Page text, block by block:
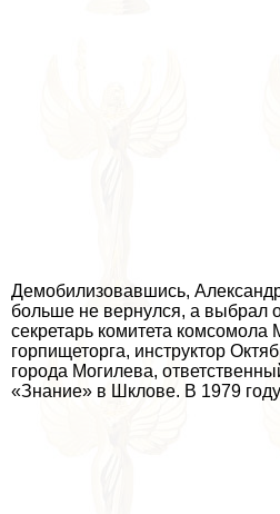
Демобилизовавшись, Александр
больше не вернулся, а выбрал
секретарь комитета комсомола
горпищеторга, инструктор
города Могилева,
«Знание» в Шклове. В 1979